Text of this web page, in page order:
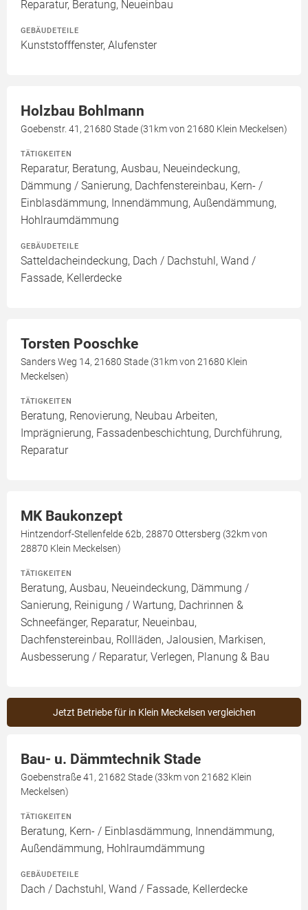
Reparatur, Beratung, Neueinbau
GEBÄUDETEILE
Kunststofffenster, Alufenster
Holzbau Bohlmann
Goebenstr. 41, 21680 Stade (31km von 21680 Klein Meckelsen)
TÄTIGKEITEN
Reparatur, Beratung, Ausbau, Neueindeckung,
Dämmung / Sanierung, Dachfenstereinbau, Kern- /
Einblasdämmung, Innendämmung, Außendämmung,
Hohlraumdämmung
GEBÄUDETEILE
Satteldacheindeckung, Dach / Dachstuhl, Wand /
Fassade, Kellerdecke
Torsten Pooschke
Sanders Weg 14, 21680 Stade (31km von 21680 Klein
Meckelsen)
TÄTIGKEITEN
Beratung, Renovierung, Neubau Arbeiten,
Imprägnierung, Fassadenbeschichtung, Durchführung,
Reparatur
MK Baukonzept
Hintzendorf-Stellenfelde 62b, 28870 Ottersberg (32km von
28870 Klein Meckelsen)
TÄTIGKEITEN
Beratung, Ausbau, Neueindeckung, Dämmung /
Sanierung, Reinigung / Wartung, Dachrinnen &
Schneefänger, Reparatur, Neueinbau,
Dachfenstereinbau, Rollläden, Jalousien, Markisen,
Ausbesserung / Reparatur, Verlegen, Planung & Bau
Jetzt Betriebe für in Klein Meckelsen vergleichen
Bau- u. Dämmtechnik Stade
Goebenstraße 41, 21682 Stade (33km von 21682 Klein
Meckelsen)
TÄTIGKEITEN
Beratung, Kern- / Einblasdämmung, Innendämmung,
Außendämmung, Hohlraumdämmung
GEBÄUDETEILE
Dach / Dachstuhl, Wand / Fassade, Kellerdecke